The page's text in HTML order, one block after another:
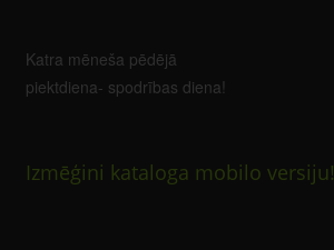
Katra mēneša pēdējā
piektdiena- spodrības diena!
Izmēģini kataloga mobilo versiju!